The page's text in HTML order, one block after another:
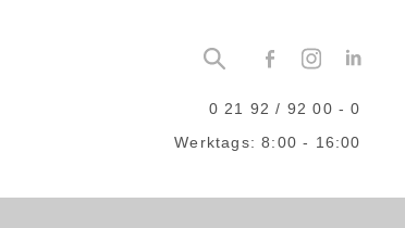
0 21 92 / 92 00 - 0
Werktags: 8:00 - 16:00